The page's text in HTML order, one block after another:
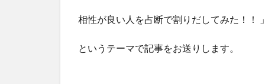
相性が良い人を占断で割りだしてみた！！
というテーマで記事をお送りします。